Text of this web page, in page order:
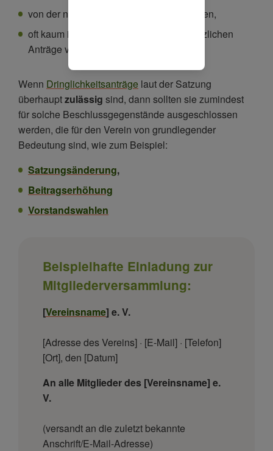
von der neuen Situation überrascht werden,
oft kaum in der Lage sind, über die zusätzlichen
Anträge verantwortlich abzustimmen.
Wenn Dringlichkeitsanträge laut der Satzung
überhauptzulässig sind, dann sollten sie zumindest
für solche Beschlussgegenstände ausgeschlossen
werden, die für den Verein von grundlegender
Bedeutung sind, wie zum Beispiel:
Satzungsänderung,
Beitragserhöhung
Vorstandswahlen
Beispielhafte Einladung zur
Mitgliederversammlung:
[Vereinsname] e. V.
[Adresse des Vereins] · [E-Mail] · [Telefon]
[Ort], den [Datum]
An alle Mitglieder des [Vereinsname] e.
V.
(versandt an die zuletzt bekannte
Anschrift/E-Mail-Adresse)